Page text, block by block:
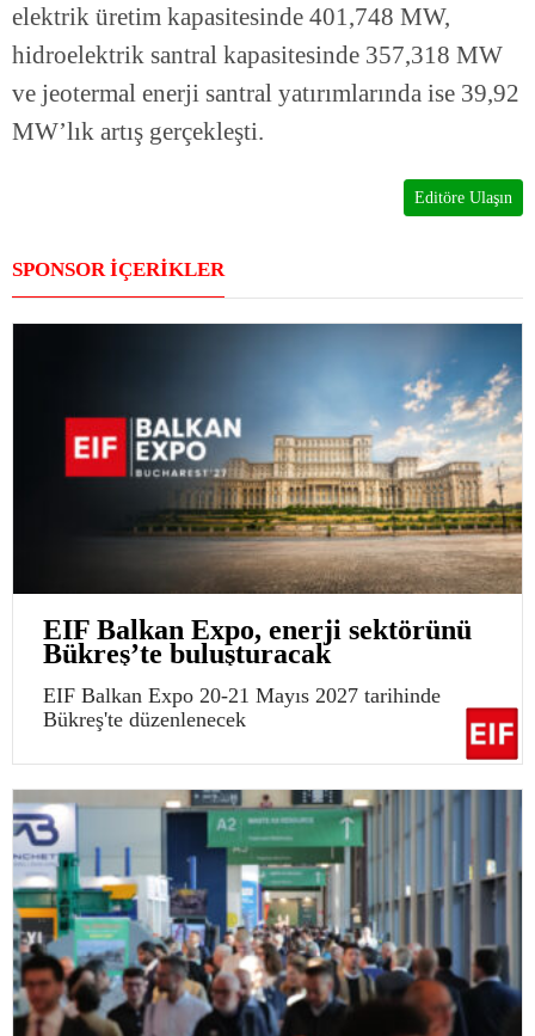
elektrik üretim kapasitesinde 401,748 MW,
hidroelektrik santral kapasitesinde 357,318 MW
ve jeotermal enerji santral yatırımlarında ise 39,92
MW’lık artış gerçekleşti.
Editöre Ulaşın
SPONSOR İÇERİKLER
EIF Balkan Expo, enerji sektörünü
Bükreş’te buluşturacak
EIF Balkan Expo 20-21 Mayıs 2027 tarihinde
Bükreş'te düzenlenecek